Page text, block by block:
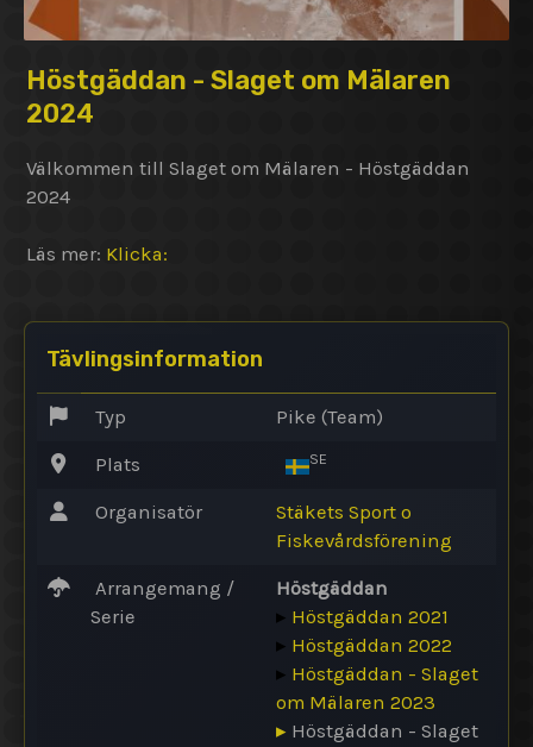
Höstgäddan - Slaget om Mälaren
2024
Välkommen till Slaget om Mälaren - Höstgäddan
2024
Läs mer: Klicka:
Tävlingsinformation
Typ Pike (Team)
Plats SE
Organisatör
Stäkets Sport o
Fiskevårdsförening
Arrangemang /
Serie
Höstgäddan
▸ Höstgäddan 2021
▸ Höstgäddan 2022
▸ Höstgäddan - Slaget
om Mälaren 2023
▸ Höstgäddan - Slaget